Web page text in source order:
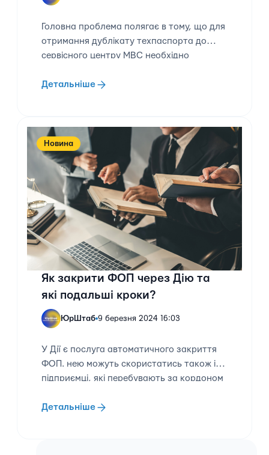
Головна проблема полягає в тому, що для
отримання дублікату техпаспорта до
сервісного центру МВС необхідно
Детальніше
Новина
Як закрити ФОП через Дію та
які подальші кроки?
ЮрШтаб 9 березня 2024 16:03
У Дії є послуга автоматичного закриття
ФОП. нею можуть скористатись також і
підприємці, які перебувають за кордоном
Детальніше